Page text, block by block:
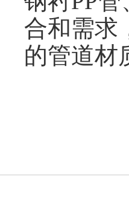
合和需求
的管道材